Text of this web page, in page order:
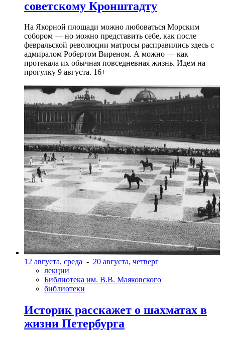
советскому Кронштадту
На Якорной площади можно любоваться Морским
собором — но можно представить себе, как после
февральской революции матросы расправились здесь с
адмиралом Робертом Виреном. А можно — как
протекала их обычная повседневная жизнь. Идем на
прогулку 9 августа. 16+
12 августа, среда - 20 августа, четверг
лекции
Библиотека им. В.В. Маяковского
библиотеки
Историк расскажет о шахматах в
жизни Петербурга